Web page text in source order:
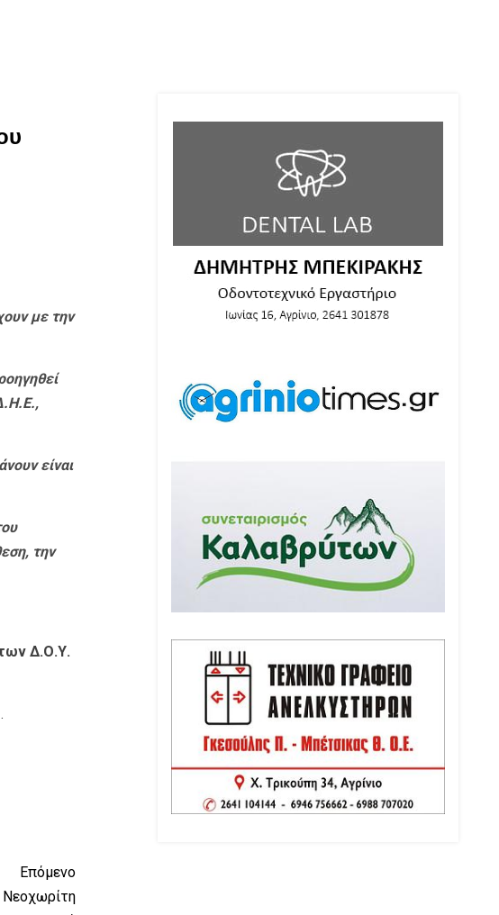
με την
είναι
την
των Δ.Ο.Υ.
Επόμενο